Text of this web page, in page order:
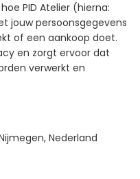
PID Atelier (hierna:
jouw persoonsgegevens
of een aankoop doet.
en zorgt ervoor dat
verwerkt en
Nederland